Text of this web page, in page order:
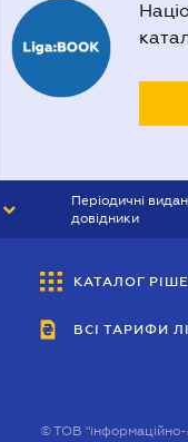
Періодичні
довідники
ВІСНИК МСФЗ
КАТАЛОГ
ВСІ ТАРИФИ
©ТОВ "інформаційно-